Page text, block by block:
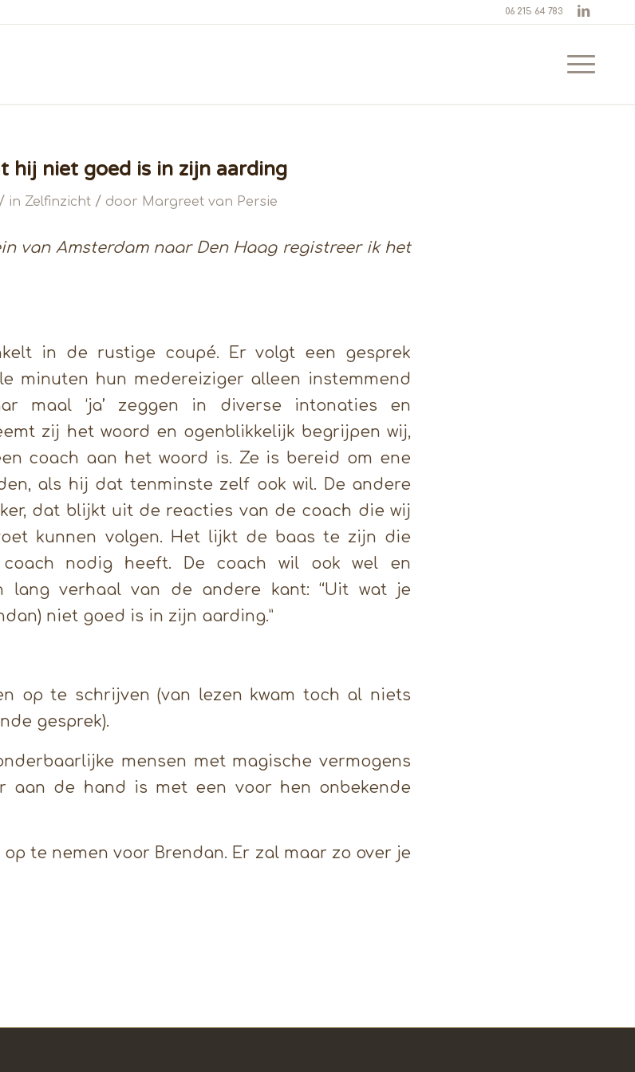
06 215 64 783
hij niet goed is in zijn aarding
/ in Zelfinzicht / door Margreet van Persie
van Amsterdam naar Den Haag registreer ik het
in de rustige coupé. Er volgt een gesprek
minuten hun medereiziger alleen instemmend
maal ‘ja’ zeggen in diverse intonaties en
zij het woord en ogenblikkelijk begrijpen wij,
coach aan het woord is. Ze is bereid om ene
als hij dat tenminste zelf ook wil. De andere
dat blijkt uit de reacties van de coach die wij
kunnen volgen. Het lijkt de baas te zijn die
nodig heeft. De coach wil ook wel en
lang verhaal van de andere kant: “Uit wat je
niet goed is in zijn aarding.”
op te schrijven (van lezen kwam toch al niets
gesprek).
mensen met magische vermogens
aan de hand is met een voor hen onbekende
te nemen voor Brendan. Er zal maar zo over je